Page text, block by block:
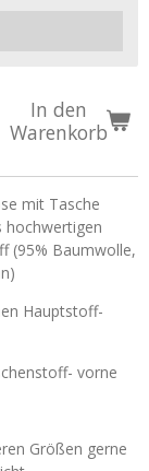
In den
Warenkorb
mit Tasche
hochwertigen
(95% Baumwolle,
Hauptstoff-
vorne
Größen gerne